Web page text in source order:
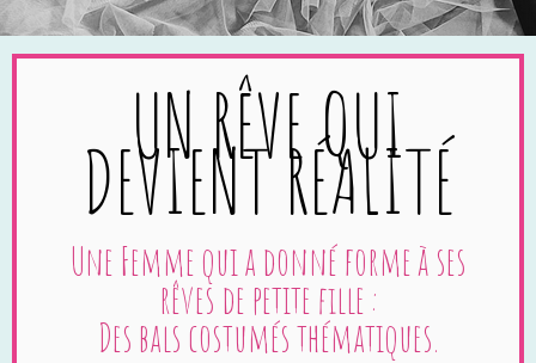
UN RÊVE QUI
DEVIENT RÉALITÉ
Une Femme qui a donné forme à ses
rêves de petite fille :
Des bals costumés thématiques.